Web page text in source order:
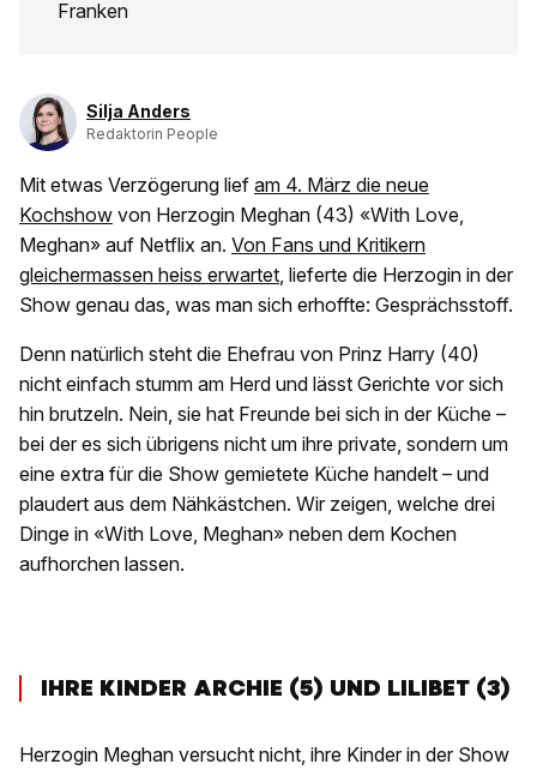
Franken
Silja Anders
Redaktorin People
Mit etwas Verzögerung lief am 4. März die neue
Kochshow von Herzogin Meghan (43) «With Love,
Meghan» auf Netflix an. Von Fans und Kritikern
gleichermassen heiss erwartet, lieferte die Herzogin in der
Show genau das, was man sich erhoffte: Gesprächsstoff.
Denn natürlich steht die Ehefrau von Prinz Harry (40)
nicht einfach stumm am Herd und lässt Gerichte vor sich
hin brutzeln. Nein, sie hat Freunde bei sich in der Küche –
bei der es sich übrigens nicht um ihre private, sondern um
eine extra für die Show gemietete Küche handelt – und
plaudert aus dem Nähkästchen. Wir zeigen, welche drei
Dinge in «With Love, Meghan» neben dem Kochen
aufhorchen lassen.
IHRE KINDER ARCHIE (5) UND LILIBET (3)
Herzogin Meghan versucht nicht, ihre Kinder in der Show